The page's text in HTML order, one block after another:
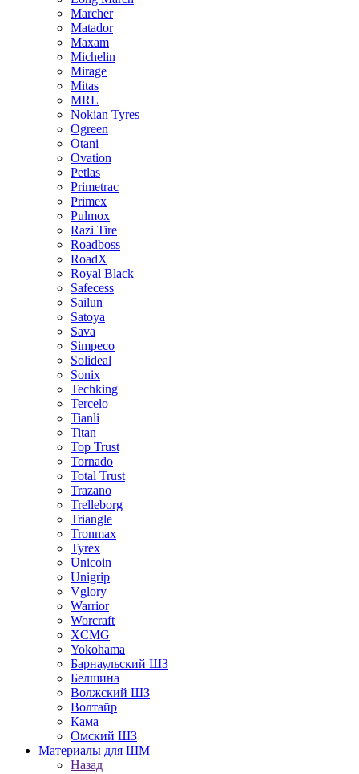
Marcher
Matador
Maxam
Michelin
Mirage
Mitas
MRL
Nokian Tyres
Ogreen
Otani
Ovation
Petlas
Primetrac
Primex
Pulmox
Razi Tire
Roadboss
RoadX
Royal Black
Safecess
Sailun
Satoya
Sava
Simpeco
Solideal
Sonix
Techking
Tercelo
Tianli
Titan
Top Trust
Tornado
Total Trust
Trazano
Trelleborg
Triangle
Tronmax
Tyrex
Unicoin
Unigrip
Vglory
Warrior
Worcraft
XCMG
Yokohama
Барнаульский ШЗ
Белшина
Волжский ШЗ
Волтайр
Кама
Омский ШЗ
Материалы для ШМ
Назад